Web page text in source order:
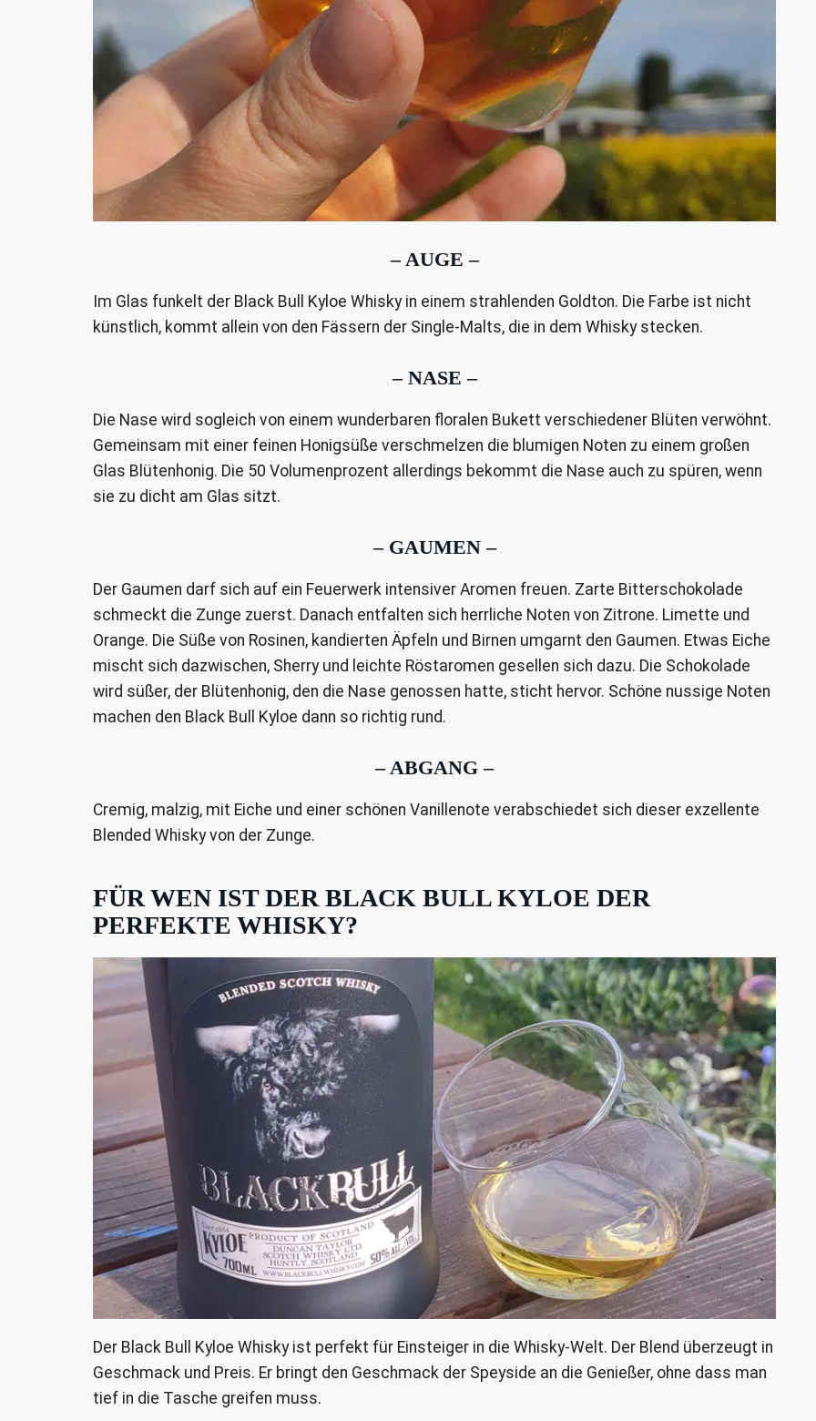
– AUGE –
Im Glas funkelt der Black Bull Kyloe Whisky in einem strahlenden Goldton. Die Farbe ist nicht
künstlich, kommt allein von den Fässern der Single-Malts, die in dem Whisky stecken.
– NASE –
Die Nase wird sogleich von einem wunderbaren floralen Bukett verschiedener Blüten verwöhnt.
Gemeinsam mit einer feinen Honigsüße verschmelzen die blumigen Noten zu einem großen
Glas Blütenhonig. Die 50 Volumenprozent allerdings bekommt die Nase auch zu spüren, wenn
sie zu dicht am Glas sitzt.
– GAUMEN –
Der Gaumen darf sich auf ein Feuerwerk intensiver Aromen freuen. Zarte Bitterschokolade
schmeckt die Zunge zuerst. Danach entfalten sich herrliche Noten von Zitrone. Limette und
Orange. Die Süße von Rosinen, kandierten Äpfeln und Birnen umgarnt den Gaumen. Etwas Eiche
mischt sich dazwischen, Sherry und leichte Röstaromen gesellen sich dazu. Die Schokolade
wird süßer, der Blütenhonig, den die Nase genossen hatte, sticht hervor. Schöne nussige Noten
machen den Black Bull Kyloe dann so richtig rund.
– ABGANG –
Cremig, malzig, mit Eiche und einer schönen Vanillenote verabschiedet sich dieser exzellente
Blended Whisky von der Zunge.
FÜR WEN IST DER BLACK BULL KYLOE DER
PERFEKTE WHISKY?
Der Black Bull Kyloe Whisky ist perfekt für Einsteiger in die Whisky-Welt. Der Blend überzeugt in
Geschmack und Preis. Er bringt den Geschmack der Speyside an die Genießer, ohne dass man
tief in die Tasche greifen muss.